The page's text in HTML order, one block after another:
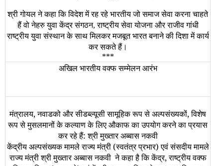
श्रीगोयलनेकहाकिविदेशमेंरहरहेभारतीयजोसमाजसेवाकरनाचाहते
हैंवोनेहरुयुवाकेंद्रसंगठन,राष्ट्रीयसेवायोजना औरराजीवगांधी
राष्ट्रीययुवासंस्थानकेसाथमिलकरमजबूत भारतबनानेकीदिशामेंकार्य
करसकतेहैं।
***
अखिल भारतीय वक्‍फ सम्‍मेलन आरंभ
मंत्रालय,नवाडको और सीडब्‍ल्‍यूसी सामूहिक रूप से अल्‍पसंख्‍यकों,विशेष
रूप से मुसलमानों के कल्‍याण के लिए औकाफ का उपयोग करने का प्रयास
कर रहे हैं: श्री मुख्‍तार अब्‍बास नकवी
केंद्रीय अल्‍पसंख्‍यक मामले राज्‍य मंत्री (स्‍वतंत्र प्रभार) एवं संसदीय मामले
राज्‍य मंत्री श्री मुख्‍तार अब्‍बास नकवी ने कहा है कि केंद्र,राष्‍ट्रीय वक्‍फ